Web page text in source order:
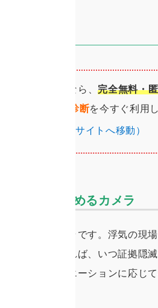
を疑っているなら、完全無料・
簡単なネット診断を今すぐ利用
HAL探偵社 公式サイトへ移動）
を写真に収めるカメラ
欠なのがカメラです。浮気の現
形に残さなければ、いつ証拠隠
さえるシチュエーションに応じ